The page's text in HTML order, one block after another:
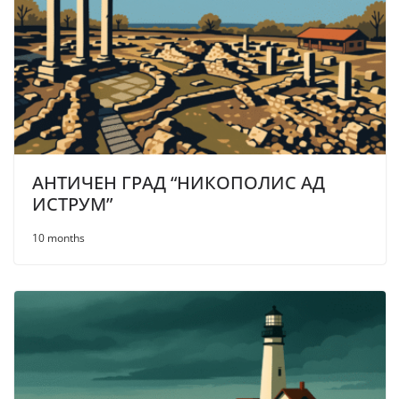
АНТИЧЕН ГРАД “НИКОПОЛИС АД
ИСТРУМ”
10 months